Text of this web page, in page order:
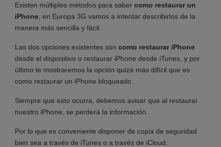
Existen múltiples métodos para saber como restaurar un
iPhone , en Europa 3G vamos a intentar describirlos de la
manera más sencilla y fácil.
Las dos opciones existentes son como restaurar iPhone
desde el dispositivo o restaurar iPhone desde iTunes, y por
último te mostraremos la opción quizá más difícil que es
como restaurar un iPhone bloqueado.
Siempre que esto ocurra, debemos avisar que al restaurar
nuestro iPhone, se perderá la información.
Por lo que es conveniente disponer de copia de seguridad
bien sea a través de iTunes o a través de iCloud.